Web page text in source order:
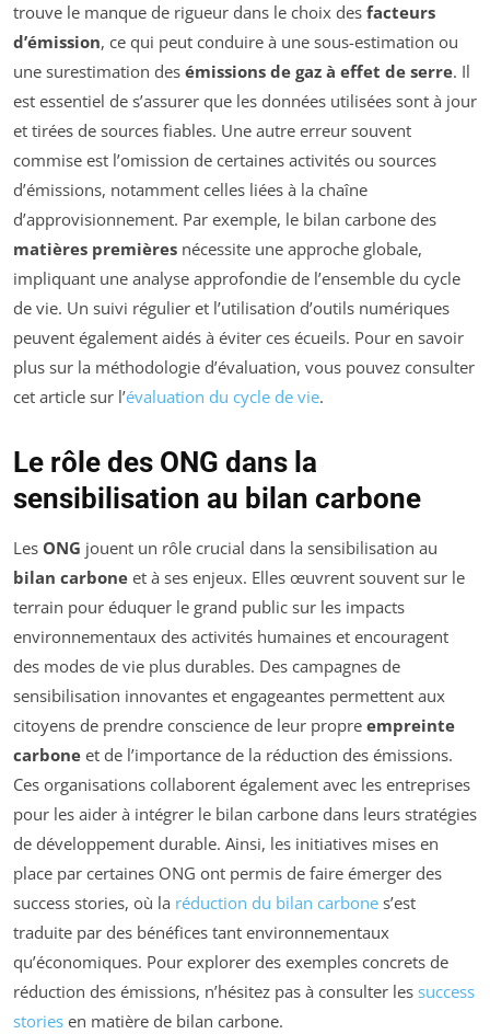
trouve le manque de rigueur dans le choix des facteurs
d’émission, ce qui peut conduire à une sous-estimation ou
une surestimation des émissions de gaz à effet de serre. Il
est essentiel de s’assurer que les données utilisées sont à jour
et tirées de sources fiables. Une autre erreur souvent
commise est l’omission de certaines activités ou sources
d’émissions, notamment celles liées à la chaîne
d’approvisionnement. Par exemple, le bilan carbone des
matières premières nécessite une approche globale,
impliquant une analyse approfondie de l’ensemble du cycle
de vie. Un suivi régulier et l’utilisation d’outils numériques
peuvent également aidés à éviter ces écueils. Pour en savoir
plus sur la méthodologie d’évaluation, vous pouvez consulter
cet article sur l’évaluation du cycle de vie.
Le rôle des ONG dans la
sensibilisation au bilan carbone
Les ONG jouent un rôle crucial dans la sensibilisation au
bilan carbone et à ses enjeux. Elles œuvrent souvent sur le
terrain pour éduquer le grand public sur les impacts
environnementaux des activités humaines et encouragent
des modes de vie plus durables. Des campagnes de
sensibilisation innovantes et engageantes permettent aux
citoyens de prendre conscience de leur propre empreinte
carbone et de l’importance de la réduction des émissions.
Ces organisations collaborent également avec les entreprises
pour les aider à intégrer le bilan carbone dans leurs stratégies
de développement durable. Ainsi, les initiatives mises en
place par certaines ONG ont permis de faire émerger des
success stories, où la réduction du bilan carbone s’est
traduite par des bénéfices tant environnementaux
qu’économiques. Pour explorer des exemples concrets de
réduction des émissions, n’hésitez pas à consulter les success
stories en matière de bilan carbone.